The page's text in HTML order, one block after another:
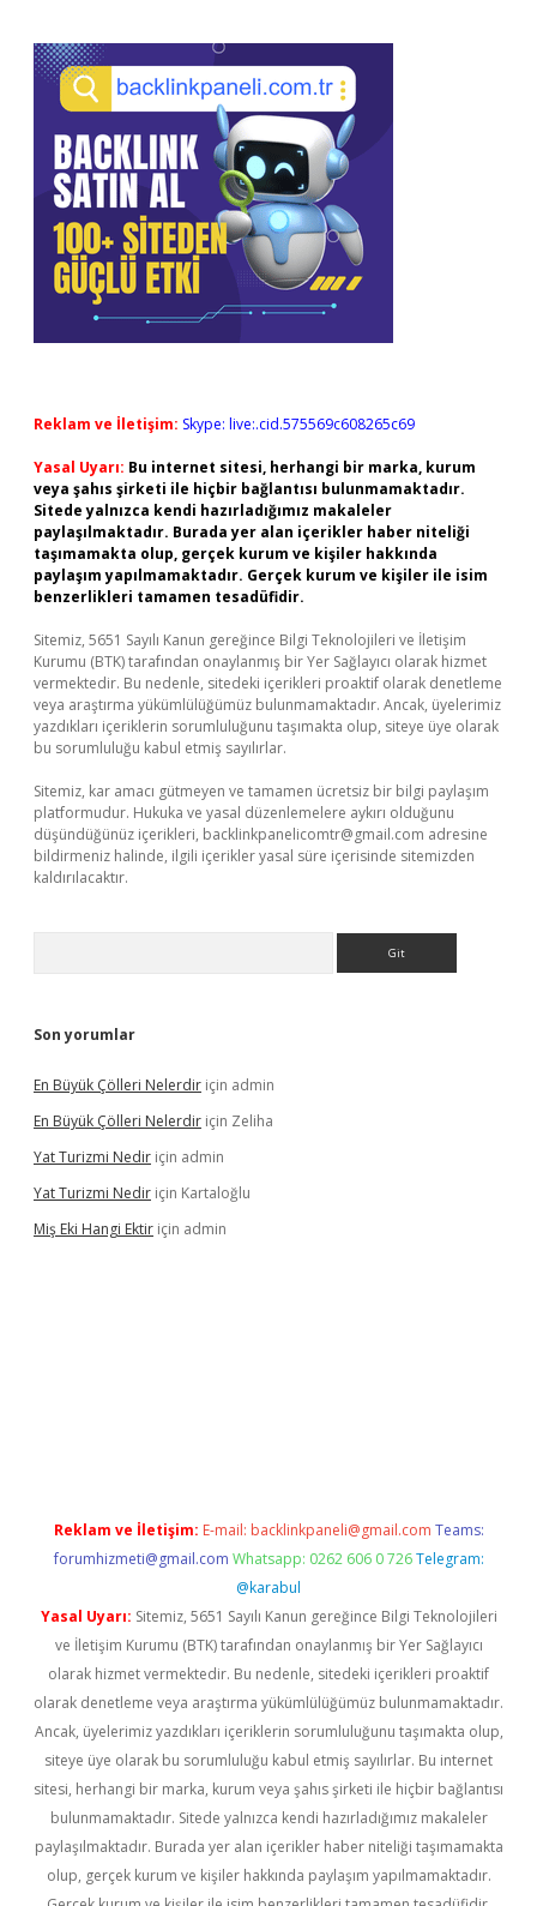
Reklam ve İletişim: Skype: live:.cid.575569c608265c69
Yasal Uyarı: Bu internet sitesi, herhangi bir marka, kurum
veya şahıs şirketi ile hiçbir bağlantısı bulunmamaktadır.
Sitede yalnızca kendi hazırladığımız makaleler
paylaşılmaktadır. Burada yer alan içerikler haber niteliği
taşımamakta olup, gerçek kurum ve kişiler hakkında
paylaşım yapılmamaktadır. Gerçek kurum ve kişiler ile isim
benzerlikleri tamamen tesadüfidir.
Sitemiz, 5651 Sayılı Kanun gereğince Bilgi Teknolojileri ve İletişim
Kurumu (BTK) tarafından onaylanmış bir Yer Sağlayıcı olarak hizmet
vermektedir. Bu nedenle, sitedeki içerikleri proaktif olarak denetleme
veya araştırma yükümlülüğümüz bulunmamaktadır. Ancak, üyelerimiz
yazdıkları içeriklerin sorumluluğunu taşımakta olup, siteye üye olarak
bu sorumluluğu kabul etmiş sayılırlar.
Sitemiz, kar amacı gütmeyen ve tamamen ücretsiz bir bilgi paylaşım
platformudur. Hukuka ve yasal düzenlemelere aykırı olduğunu
düşündüğünüz içerikleri, backlinkpanelicomtr@gmail.com adresine
bildirmeniz halinde, ilgili içerikler yasal süre içerisinde sitemizden
kaldırılacaktır.
Son yorumlar
En Büyük Çölleri Nelerdir için admin
En Büyük Çölleri Nelerdir için Zeliha
Yat Turizmi Nedir için admin
Yat Turizmi Nedir için Kartaloğlu
Miş Eki Hangi Ektir için admin
Reklam ve İletişim: E-mail: backlinkpaneli@gmail.com Teams:
forumhizmeti@gmail.com Whatsapp: 0262 606 0 726 Telegram:
@karabul
Yasal Uyarı: Sitemiz, 5651 Sayılı Kanun gereğince Bilgi Teknolojileri
ve İletişim Kurumu (BTK) tarafından onaylanmış bir Yer Sağlayıcı
olarak hizmet vermektedir. Bu nedenle, sitedeki içerikleri proaktif
olarak denetleme veya araştırma yükümlülüğümüz bulunmamaktadır.
Ancak, üyelerimiz yazdıkları içeriklerin sorumluluğunu taşımakta olup,
siteye üye olarak bu sorumluluğu kabul etmiş sayılırlar. Bu internet
sitesi, herhangi bir marka, kurum veya şahıs şirketi ile hiçbir bağlantısı
bulunmamaktadır. Sitede yalnızca kendi hazırladığımız makaleler
paylaşılmaktadır. Burada yer alan içerikler haber niteliği taşımamakta
olup, gerçek kurum ve kişiler hakkında paylaşım yapılmamaktadır.